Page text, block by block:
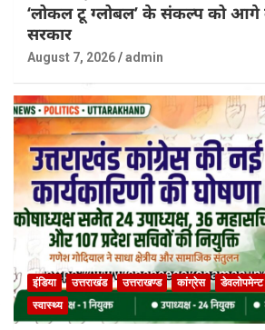
‘लोकल टू ग्लोबल’ के संकल्प को आगे
सरकार
August 7, 2026 admin
इंडिया उत्तराखंड उत्तराखण्ड कांग्रेस डेवलोपमेन्ट
स्वास्थ्य